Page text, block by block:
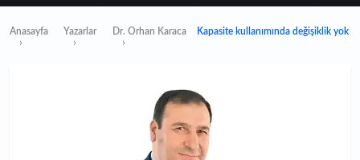
Anasayfa Yazarlar Dr. Orhan Karaca Kapasite kullanımında değişiklik yok